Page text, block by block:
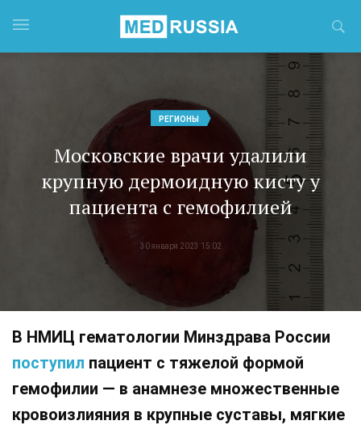
РЕГИОНЫ
Московские врачи удалили
крупную дермоидную кисту у
пациента с гемофилией
30 января 2023 15:02
В НМИЦ гематологии Минздрава России
поступил пациент с тяжелой формой
гемофилии — в анамнезе множественные
кровоизлияния в крупные суставы, мягкие